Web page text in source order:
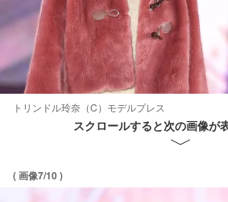
トリンドル玲奈（C）モデルプレス
スクロールすると次の画像が
( 画像7/10 )